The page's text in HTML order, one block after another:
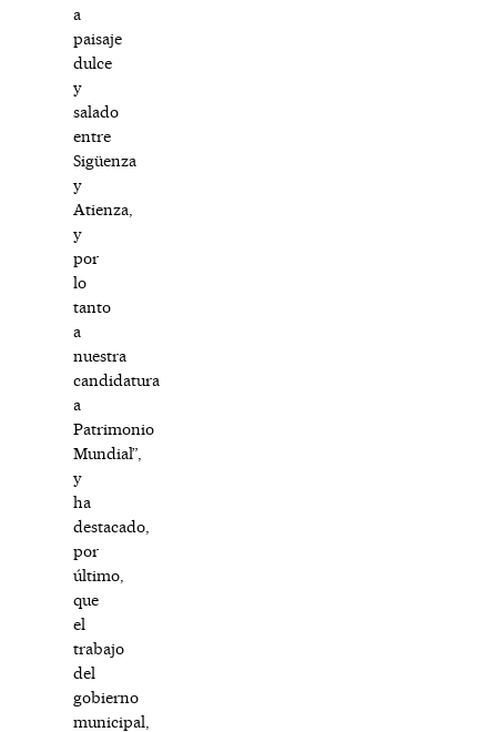
a
paisaje
dulce
y
salado
entre
Sigüenza
y
Atienza,
y
por
lo
tanto
a
nuestra
candidatura
a
Patrimonio
Mundial”,
y
ha
destacado,
por
último,
que
el
trabajo
del
gobierno
municipal,